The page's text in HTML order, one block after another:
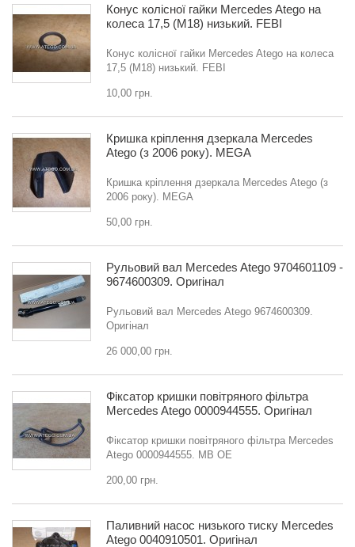
Конус колісної гайки Mercedes Atego на
колеса 17,5 (M18) низький. FEBI
Конус колісної гайки Mercedes Atego на колеса
17,5 (M18) низький. FEBI
10,00 грн.
Кришка кріплення дзеркала Mercedes
Atego (з 2006 року). MEGA
Кришка кріплення дзеркала Mercedes Atego (з
2006 року). MEGA
50,00 грн.
Рульовий вал Mercedes Atego 9704601109 -
9674600309. Оригінал
Рульовий вал Mercedes Atego 9674600309.
Оригінал
26 000,00 грн.
Фіксатор кришки повітряного фільтра
Mercedes Atego 0000944555. Оригінал
Фіксатор кришки повітряного фільтра Mercedes
Atego 0000944555. MB OE
200,00 грн.
Паливний насос низького тиску Mercedes
Atego 0040910501. Оригінал